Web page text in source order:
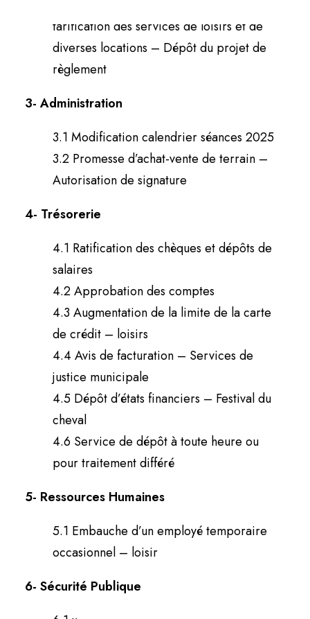
tarification des services de loisirs et de
diverses locations – Dépôt du projet de
règlement
3- Administration
3.1 Modification calendrier séances 2025
3.2 Promesse d’achat-vente de terrain –
Autorisation de signature
4- Trésorerie
4.1 Ratification des chèques et dépôts de
salaires
4.2 Approbation des comptes
4.3 Augmentation de la limite de la carte
de crédit – loisirs
4.4 Avis de facturation – Services de
justice municipale
4.5 Dépôt d’états financiers – Festival du
cheval
4.6 Service de dépôt à toute heure ou
pour traitement différé
5- Ressources Humaines
5.1 Embauche d’un employé temporaire
occasionnel – loisir
6- Sécurité Publique